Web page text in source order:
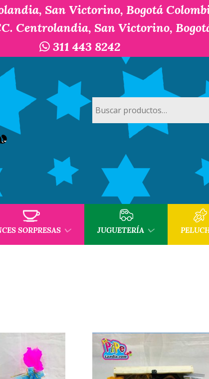
San Victorino, Bogotá
Centrolandia, San Victorino,
311 443 8242
por:
SORPRESAS JUGUETERÍA